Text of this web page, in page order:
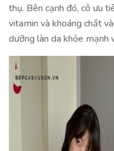
thụ. Bên cạnh đó, cô ưu
vitamin và khoáng chất
dưỡng làn da khỏe mạnh